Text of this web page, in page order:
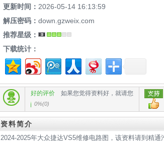
更新时间： 2026-05-14 16:13:59
解压密码： down.gzweix.com
推荐星级：
下载统计：
好的评价 如果您觉得资料好，就请您
0%(0)
资料简介
2024-2025年大众捷达VS5维修电路图，该资料请到精通